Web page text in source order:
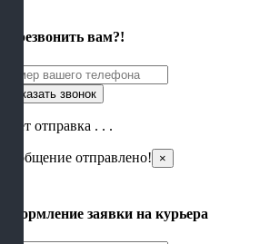
Перезвонить вам?!
Идет отправка . . .
Сообщение отправлено!
×
Оформление заявки на курьера